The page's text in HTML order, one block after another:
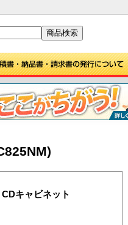
キャビネット